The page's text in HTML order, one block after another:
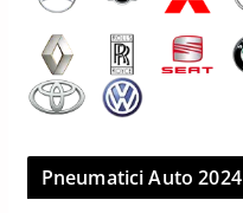
Pneumatici Auto 2024